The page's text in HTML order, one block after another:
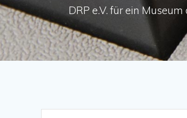
DRP e.V. für ein